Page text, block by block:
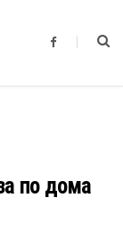
F
b
по дома